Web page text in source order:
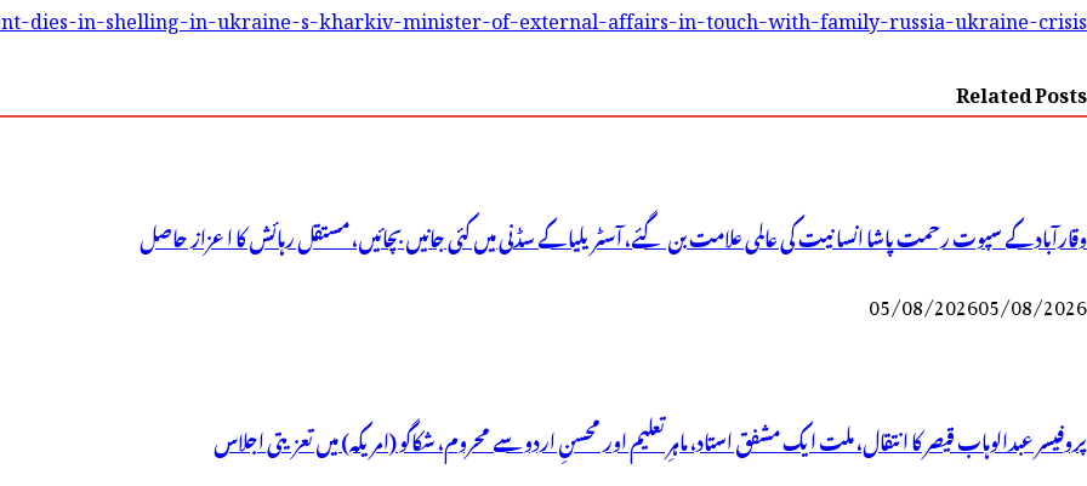
dies-in-shelling-in-ukraine-s-kharkiv-minister-of-external-affairs-in-touch-with-family-russia-ukraine-crisis-
Related Posts
وقارآباد کے سپوت رحمت پاشا انسانیت کی عالمی علامت بن گئے، آسٹریلیا کے سڈنی میں کئی جانیں بچائیں، مستقل رہائش کا اعزاز حاصل
05/08/202605/08/2026
پروفیسر عبدالوہاب قیصر کا انتقال، ملت ایک مشفق استاد، ماہرِتعلیم اور محسنِ اردو سے محروم، شکاگو (امریکہ) میں تعزیتی اجلاس